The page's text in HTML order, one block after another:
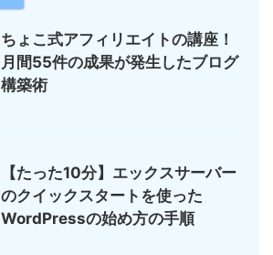
ちょこ式アフィリエイトの講座！
月間55件の成果が発生したブログ
構築術
【たった10分】エックスサーバー
のクイックスタートを使った
WordPressの始め方の手順